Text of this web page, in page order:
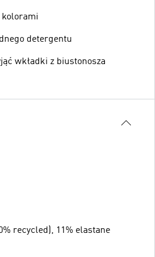
kolorami
detergentu
wkładki z biustonosza
recycled), 11% elastane